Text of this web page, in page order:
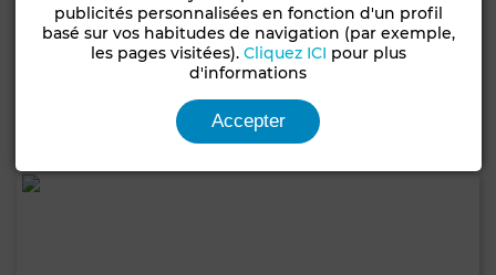
8 700 DH
Appartement à Les princesses, Casablanca
1 Ch.
Appelez
publicités personnalisées en fonction d'un profil
basé sur vos habitudes de navigation (par exemple,
les pages visitées). Cliquez ICI pour plus
d'informations
Accepter